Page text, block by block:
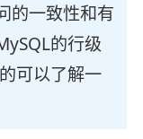
的一致性和有
的行级
可以了解一